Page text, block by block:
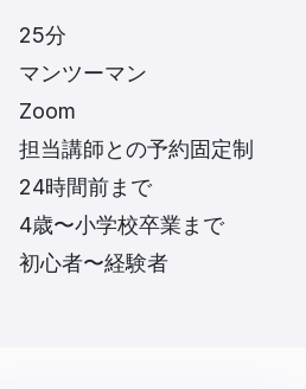
25分
マンツーマン
Zoom
担当講師との予約固定制
24時間前まで
4歳〜小学校卒業まで
初心者〜経験者